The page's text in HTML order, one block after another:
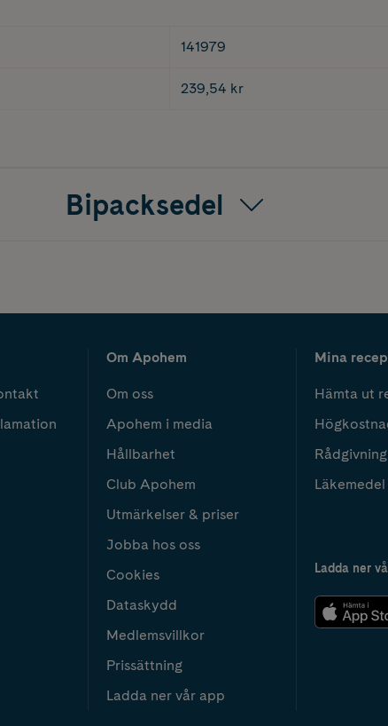
141979
239,54 kr
Bipacksedel
Om Apohem
Om oss
Apohem i media
Hållbarhet
Club Apohem
Utmärkelser & priser
Jobba hos oss
Cookies
Dataskydd
Medlemsvillkor
Prissättning
Ladda ner vår app
Mina
Hämta ut
Läkemedel
Ladda ner